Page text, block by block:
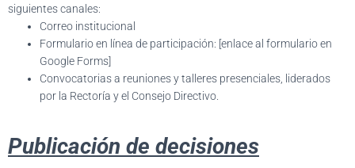
siguientes canales:
Correo institucional
Formulario en línea de participación: [enlace al formulario en
Google Forms]
Convocatorias a reuniones y talleres presenciales, liderados
por la Rectoría y el Consejo Directivo.
Publicación de decisiones